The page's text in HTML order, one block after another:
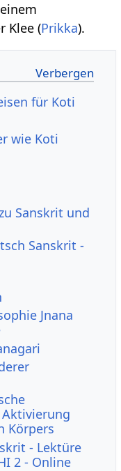
Klee (Prikka).
für Koti
wie Koti
Sanskrit und
Sanskrit -
Jnana
Körpers
- Lektüre
2 - Online